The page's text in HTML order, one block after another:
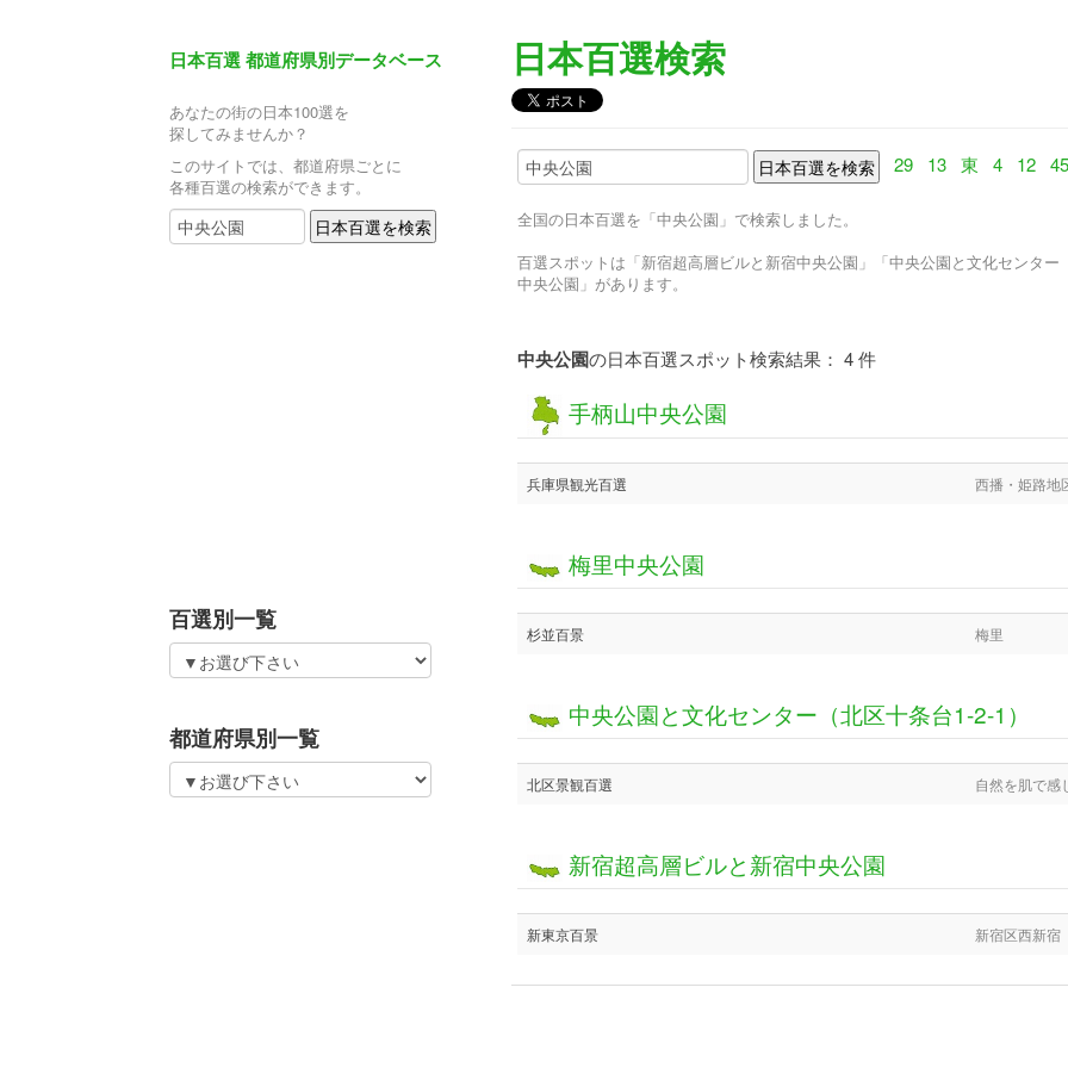
日本百選 都道府県別データベース
あなたの街の日本100選を
探してみませんか？
このサイトでは、都道府県ごとに
各種百選の検索ができます。
百選別一覧
都道府県別一覧
日本百選検索
29 13 東 4 12 45
全国の日本百選を「中央公園」で検索しました。
百選スポットは「新宿超高層ビルと新宿中央公園」「中央公園と文化センタ
中央公園」があります。
中央公園の日本百選スポット検索結果： 4 件
手柄山中央公園
兵庫県観光百選 西播・姫路地
梅里中央公園
杉並百景 梅里
中央公園と文化センター（北区十条台1-2-1）
北区景観百選 自然を肌で感
新宿超高層ビルと新宿中央公園
新東京百景 新宿区西新宿